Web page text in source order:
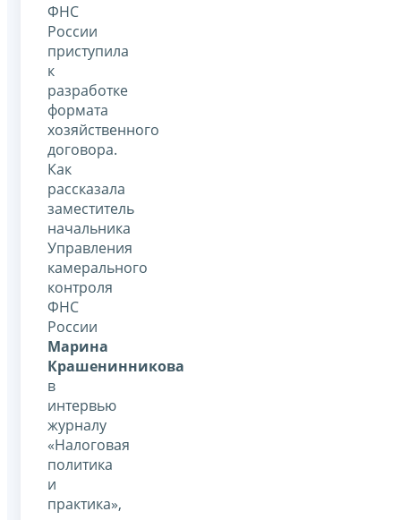
ФНС
России
приступила
к
разработке
формата
хозяйственного
договора.
Как
рассказала
заместитель
начальника
Управления
камерального
контроля
ФНС
России
Марина
Крашенинникова
в
интервью
журналу
«Налоговая
политика
и
практика»,